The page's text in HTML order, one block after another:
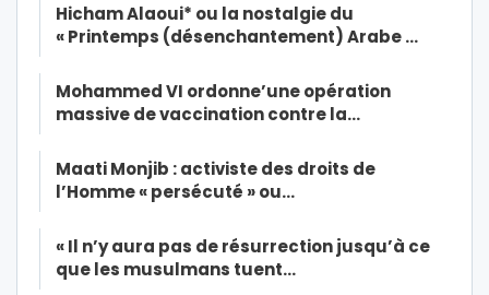
Hicham Alaoui* ou la nostalgie du
« Printemps (désenchantement) Arabe …
Mohammed VI ordonne’une opération
massive de vaccination contre la…
Maati Monjib : activiste des droits de
l’Homme « persécuté » ou…
« Il n’y aura pas de résurrection jusqu’à ce
que les musulmans tuent…